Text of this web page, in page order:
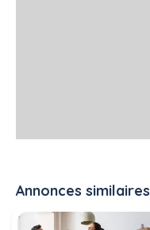
Annonces similaires